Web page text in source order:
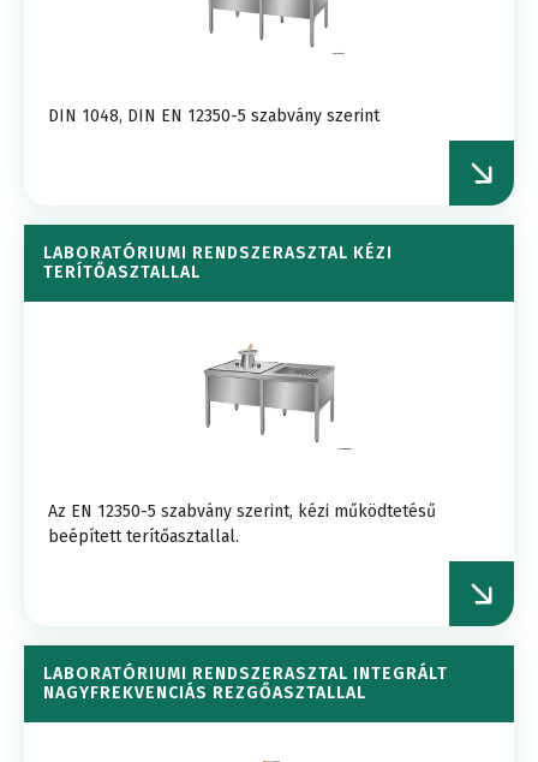
DIN 1048, DIN EN 12350-5 szabvány szerint
LABORATÓRIUMI RENDSZERASZTAL KÉZI
TERÍTŐASZTALLAL
Az EN 12350-5 szabvány szerint, kézi működtetésű
beépített terítőasztallal.
LABORATÓRIUMI RENDSZERASZTAL INTEGRÁLT
NAGYFREKVENCIÁS REZGŐASZTALLAL